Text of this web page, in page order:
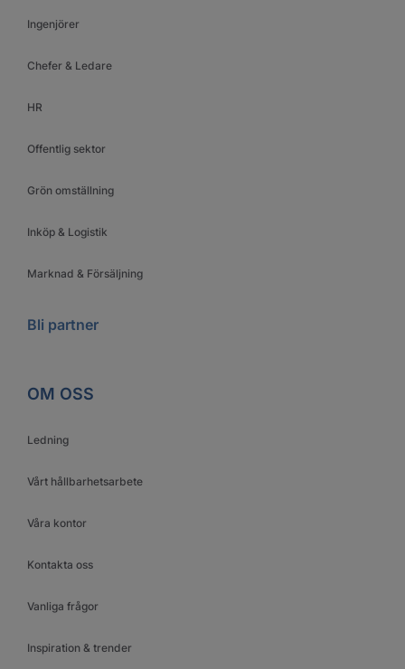
Ingenjörer
Chefer & Ledare
HR
Offentlig sektor
Grön omställning
Inköp & Logistik
Marknad & Försäljning
Bli partner
OM OSS
Ledning
Vårt hållbarhetsarbete
Våra kontor
Kontakta oss
Vanliga frågor
Inspiration & trender